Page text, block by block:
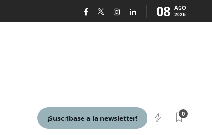
08 AGO
2026
¡Suscríbase a la newsletter!
0